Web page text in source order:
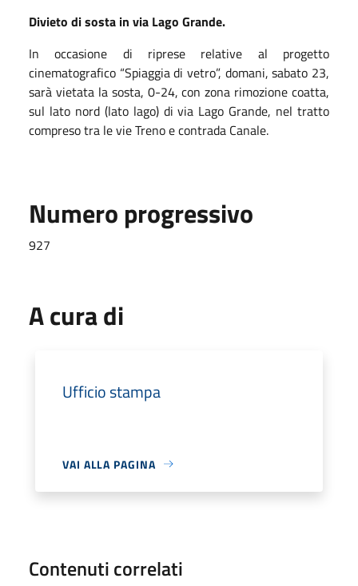
Divieto di sosta in via Lago Grande.
In occasione di riprese relative al progetto
cinematografico “Spiaggia di vetro”, domani, sabato 23,
sarà vietata la sosta, 0-24, con zona rimozione coatta,
sul lato nord (lato lago) di via Lago Grande, nel tratto
compreso tra le vie Treno e contrada Canale.
Numero progressivo
927
A cura di
Ufficio stampa
VAI ALLA PAGINA
Contenuti correlati